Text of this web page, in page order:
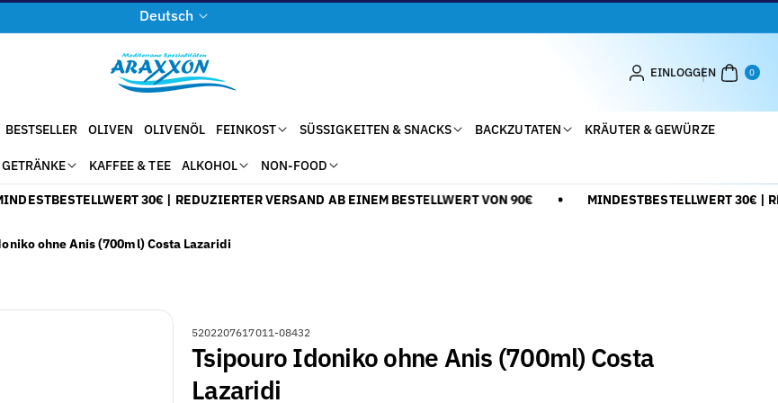
S
r
a
c
h
Deutsch
EINLOGGEN 0
AR
TIK
BESTSELLER OLIVEN OLIVENÖL FEINKOST SÜSSIGKEITEN & SNACKS BACKZUTATEN KRÄUTER & GEWÜRZE
GETRÄNKE KAFFEE & TEE ALKOHOL NON-FOOD
30€ | REDUZIERTER VERSAND AB EINEM BESTELLWERT VON 90€ MINDESTBESTELLWERT 30€ |
ohne Anis (700ml) Costa Lazaridi
A
R
T
5202207617011-08432
Tsipouro Idoniko ohne Anis (700ml) Costa
Lazaridi